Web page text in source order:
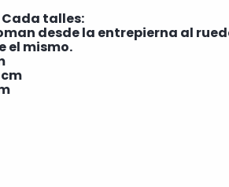
talles:
desde la entrepierna al
el mismo.